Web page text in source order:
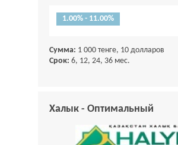
1.00% - 11.00%
Сумма: 1 000 тенге, 10 долларов
Срок: 6, 12, 24, 36 мес.
Халык - Оптимальный